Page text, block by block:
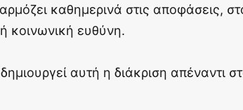
καθημερινά στις αποφάσεις,
κοινωνική ευθύνη.
αυτή η διάκριση απέναντι